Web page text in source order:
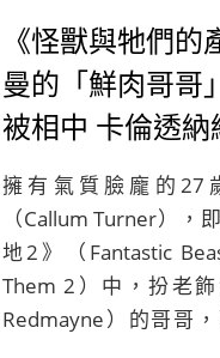
《怪獸與牠們
曼的「鮮肉哥哥
被相中 卡倫透
寂寞男孩》的人
擁有氣質臉龐的27
（Callum Turner），
地2》（Fantastic
Them 2）中，扮老
Redmayne）的哥哥